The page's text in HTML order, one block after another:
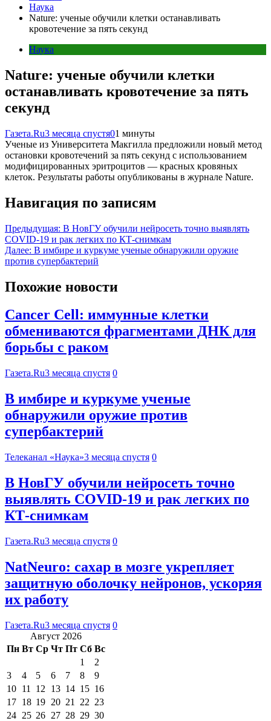
Наука
Nature: ученые обучили клетки останавливать
кровотечение за пять секунд
Наука
Nature: ученые обучили клетки
останавливать кровотечение за пять
секунд
Газета.Ru3 месяца спустя01 минуты
Ученые из Университета Макгилла предложили новый метод
остановки кровотечений за пять секунд с использованием
модифицированных эритроцитов — красных кровяных
клеток. Результаты работы опубликованы в журнале Nature.
Навигация по записям
Предыдущая: В НовГУ обучили нейросеть точно выявлять
COVID-19 и рак легких по КТ-снимкам
Далее: В имбире и куркуме ученые обнаружили оружие
против супербактерий
Похожие новости
Cancer Cell: иммунные клетки
обмениваются фрагментами ДНК для
борьбы с раком
Газета.Ru3 месяца спустя 0
В имбире и куркуме ученые
обнаружили оружие против
супербактерий
Телеканал «Наука»3 месяца спустя 0
В НовГУ обучили нейросеть точно
выявлять COVID-19 и рак легких по
КТ-снимкам
Газета.Ru3 месяца спустя 0
NatNeuro: сахар в мозге укрепляет
защитную оболочку нейронов, ускоряя
их работу
Газета.Ru3 месяца спустя 0
Август 2026
Пн Вт Ср Чт Пт Сб Вс
1
2
3
4 5 6 7 8
9
10 11 12 13 14 15 16
17 18 19 20 21 22 23
24 25 26 27 28 29 30